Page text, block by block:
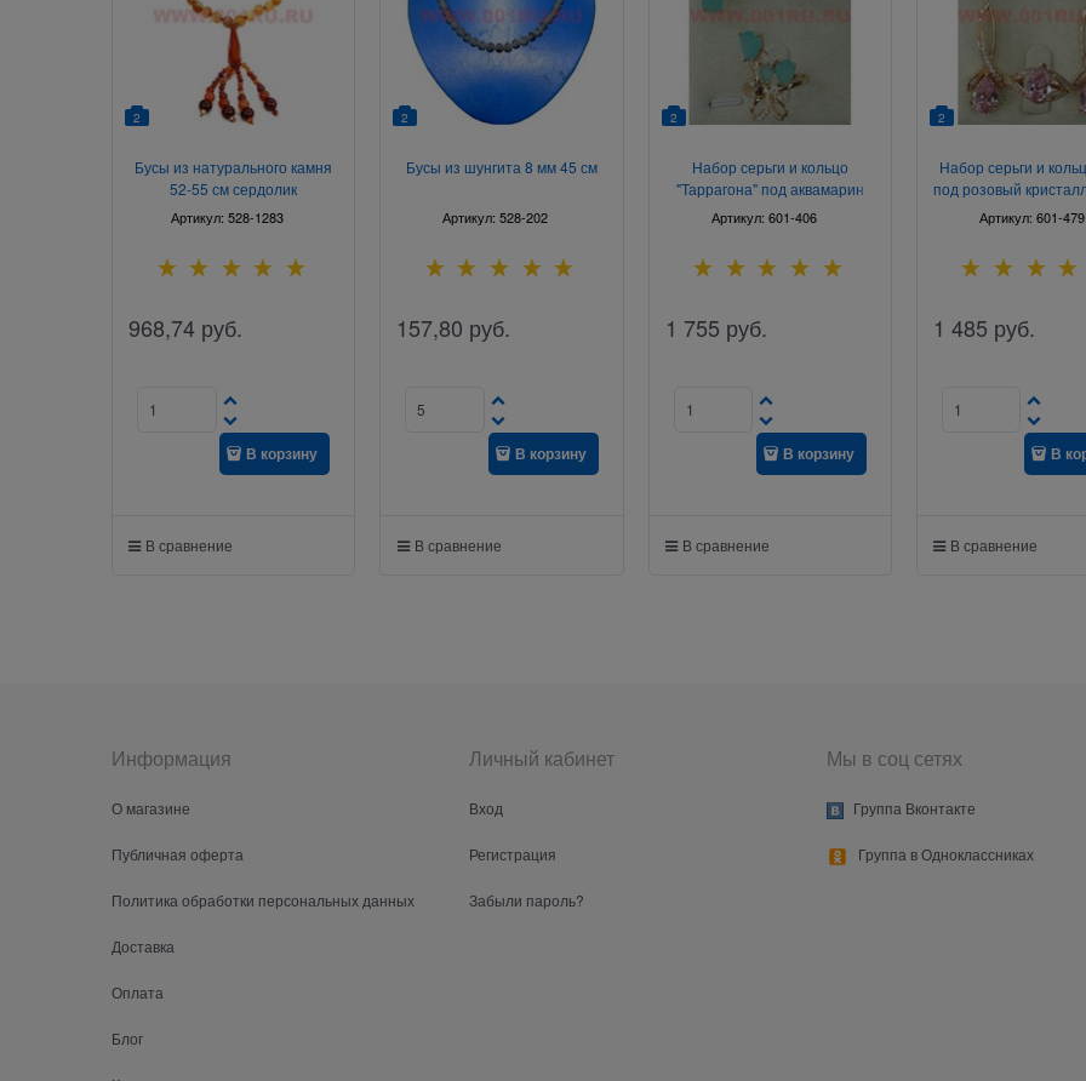
2
Бусы из натурального камня
52-55 см сердолик
Артикул:528-1283
968,74 руб.
В корзину
В сравнение
2
Бусы из шунгита 8 мм 45 см
Артикул:528-202
157,80 руб.
В корзину
В сравнение
2
Набор серьги и кольцо
"Таррагона" под аквамарин
размер 17-20
Артикул: 601-406
1 755 руб.
В корзину
В сравнение
2
Набор серьги и
под розовый
17-20
Артикул: 601-479
1 485 руб.
В
В сравнение
Информация
О магазине
Публичная оферта
Политика обработки персональных данных
Доставка
Оплата
Блог
Личный кабинет
Вход
Регистрация
Забыли пароль?
Мы в соц сетях
Группа Вконтакте
Группа в Одноклассниках